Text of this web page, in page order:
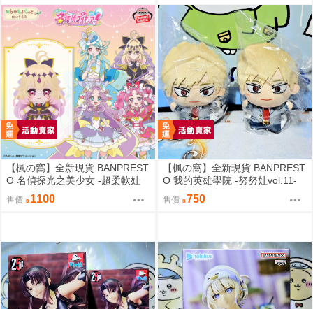
【楓の窩】全新現貨 BANPREST
O 名偵探光之美少女 -超柔軟娃
娃- 森亞露露卡【日版】
售價 1100
【楓の窩】全新現貨 BANPREST
O 我的英雄學院 -努努娃vol.11-
爆豪勝己【日版】
售價 750